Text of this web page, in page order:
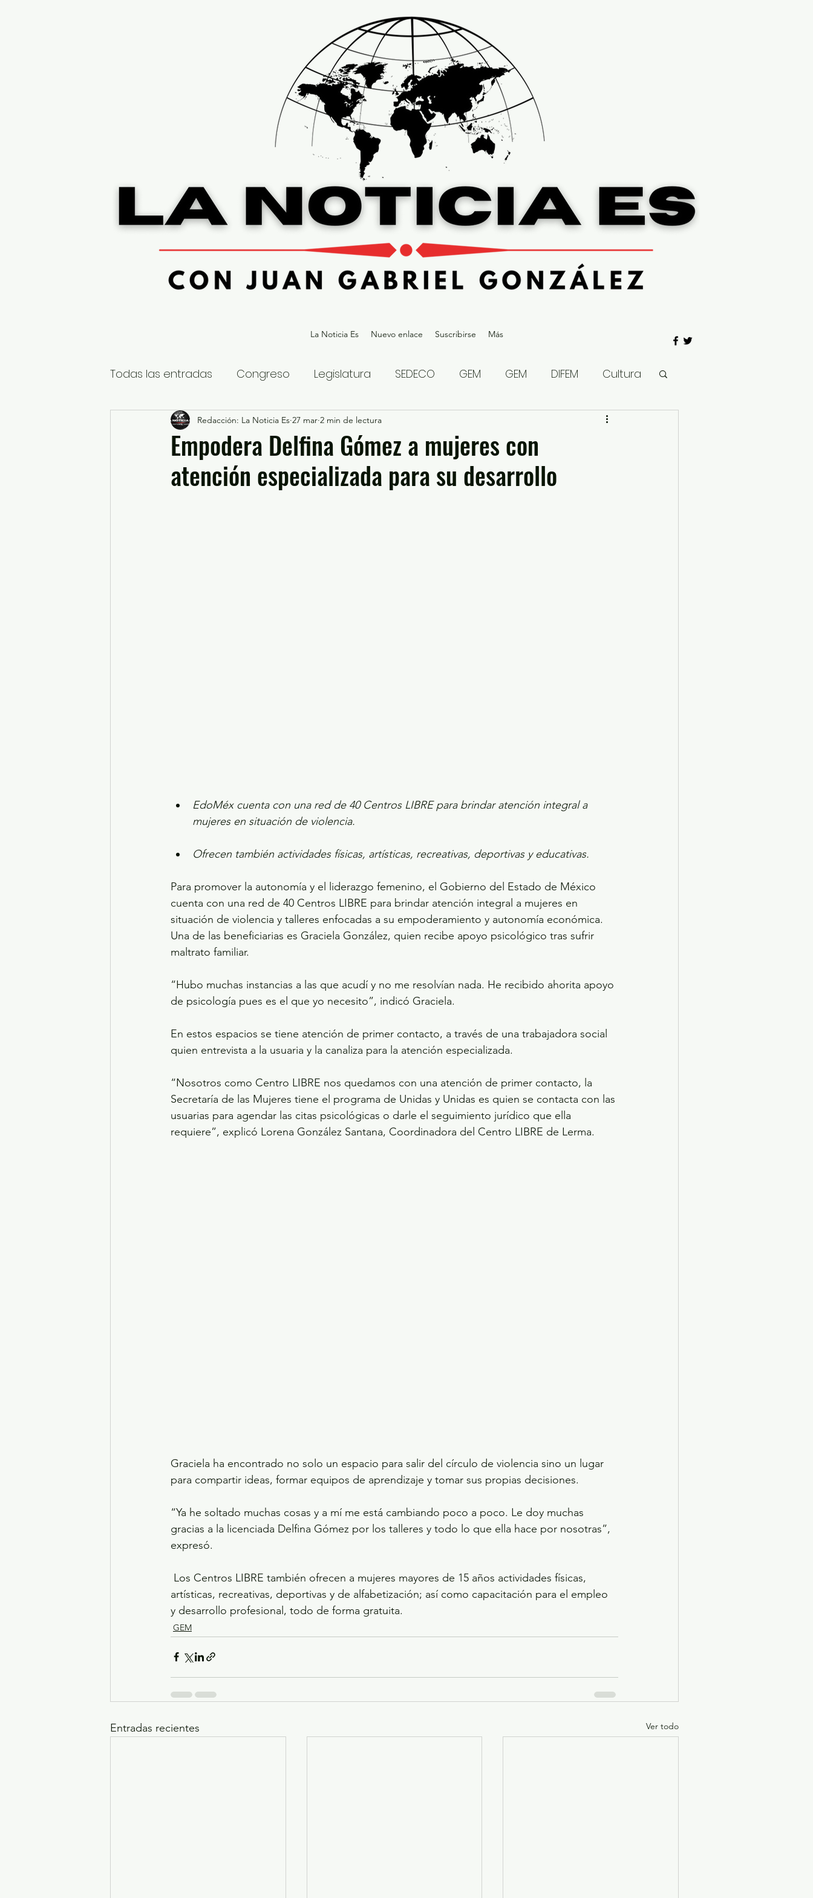
La Noticia Es Nuevo enlace Suscribirse Más
Todas las entradas Congreso Legislatura SEDECO GEM GEM DIFEM Cultura
Nacional Estatal Gubernatura Edoméx 2023
Educación y Cultura Seguridad y Justicia Denuncia Ciudadana
Empodera Delfina Gómez a mujeres con
atención especializada para su desarrollo
Redacción: La Noticia Es 27 mar 2 min de lectura
EdoMéx cuenta con una red de 40 Centros LIBRE para brindar atención integral a
mujeres en situación de violencia.
Ofrecen también actividades físicas, artísticas, recreativas, deportivas y educativas.
Para promover la autonomía y el liderazgo femenino, el Gobierno del Estado de México
cuenta con una red de 40 Centros LIBRE para brindar atención integral a mujeres en
situación de violencia y talleres enfocadas a su empoderamiento y autonomía económica.
Una de las beneficiarias es Graciela González, quien recibe apoyo psicológico tras sufrir
maltrato familiar.
“Hubo muchas instancias a las que acudí y no me resolvían nada. He recibido ahorita apoyo
de psicología pues es el que yo necesito”, indicó Graciela.
En estos espacios se tiene atención de primer contacto, a través de una trabajadora social
quien entrevista a la usuaria y la canaliza para la atención especializada.
“Nosotros como Centro LIBRE nos quedamos con una atención de primer contacto, la
Secretaría de las Mujeres tiene el programa de Unidas y Unidas es quien se contacta con las
usuarias para agendar las citas psicológicas o darle el seguimiento jurídico que ella
requiere”, explicó Lorena González Santana, Coordinadora del Centro LIBRE de Lerma.
Graciela ha encontrado no solo un espacio para salir del círculo de violencia sino un lugar
para compartir ideas, formar equipos de aprendizaje y tomar sus propias decisiones.
“Ya he soltado muchas cosas y a mí me está cambiando poco a poco. Le doy muchas
gracias a la licenciada Delfina Gómez por los talleres y todo lo que ella hace por nosotras”,
expresó.
artísticas, recreativas, deportivas y de alfabetización; así como capacitación para el empleo
y desarrollo profesional, todo de forma gratuita.
GEM
Entradas recientes Ver todo